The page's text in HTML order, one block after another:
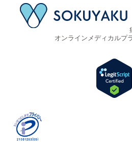
オンラインメディカルプ